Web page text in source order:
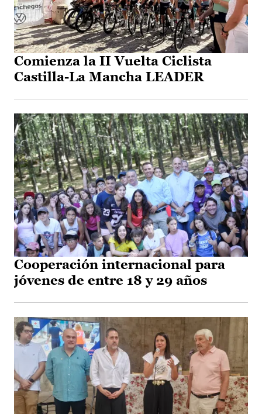
Comienza la II Vuelta Ciclista
Castilla-La Mancha LEADER
Cooperación internacional para
jóvenes de entre 18 y 29 años